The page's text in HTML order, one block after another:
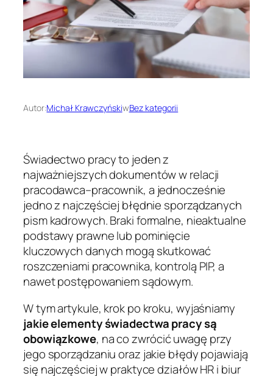
Autor:Michał KrawczyńskiwBez kategorii
Świadectwo pracy to jeden z
najważniejszych dokumentów w relacji
pracodawca–pracownik, a jednocześnie
jedno z najczęściej błędnie sporządzanych
pism kadrowych. Braki formalne, nieaktualne
podstawy prawne lub pominięcie
kluczowych danych mogą skutkować
roszczeniami pracownika, kontrolą PIP, a
nawet postępowaniem sądowym.
W tym artykule, krok po kroku, wyjaśniamy
jakie elementy świadectwa pracy są
obowiązkowe, na co zwrócić uwagę przy
jego sporządzaniu oraz jakie błędy pojawiają
się najczęściej w praktyce działów HR i biur